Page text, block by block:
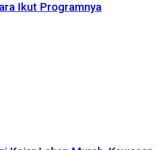
Ikut Programnya